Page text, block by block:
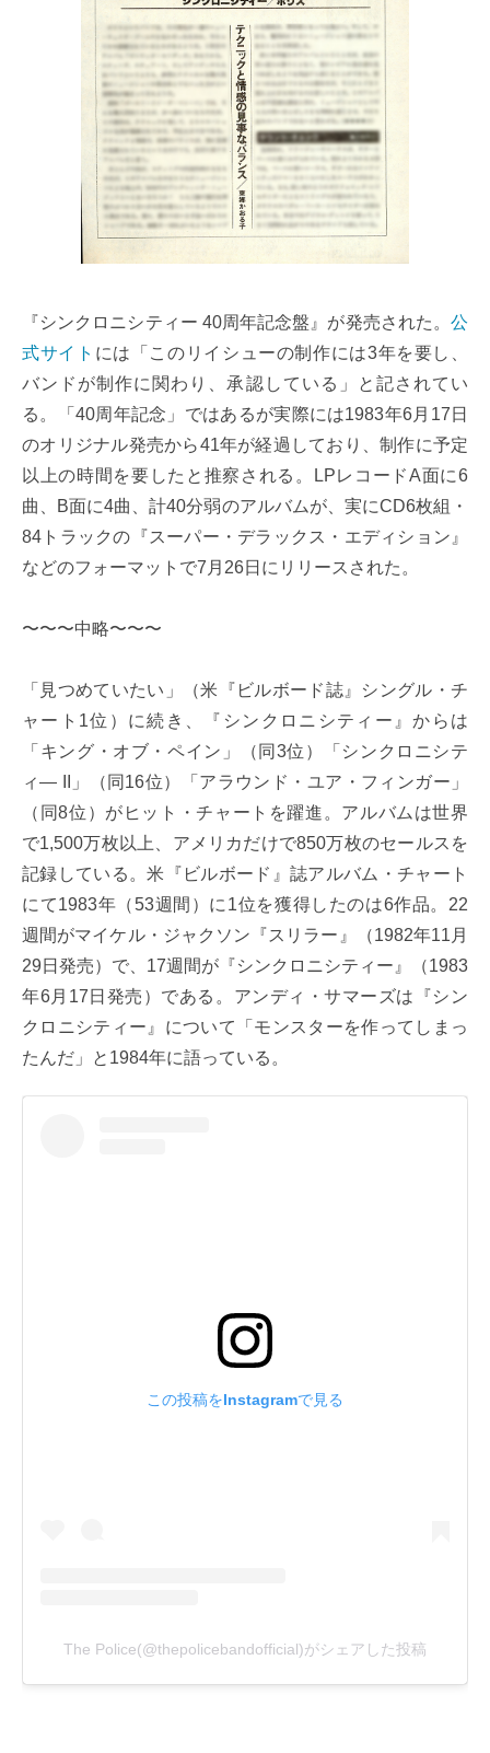
『シンクロニシティー 40周年記念盤』が発売された。 公
式サイト には「このリイシューの制作には3年を要し、
バンドが制作に関わり、承認している」と記されてい
る。「40周年記念」ではあるが実際には1983年6月17日
のオリジナル発売から41年が経過しており、制作に予定
以上の時間を要したと推察される。LPレコードA面に6
曲、B面に4曲、計40分弱のアルバムが、実にCD6枚組・
84トラックの『スーパー・デラックス・エディション』
などのフォーマットで7月26日にリリースされた。
〜〜〜中略〜〜〜
「見つめていたい」（米『ビルボード誌』シングル・チ
ャート1位）に続き、『シンクロニシティー』からは
「キング・オブ・ペイン」（同3位）「シンクロニシテ
ィ― II」（同16位）「アラウンド・ユア・フィンガー」
（同8位）がヒット・チャートを躍進。アルバムは世界
で1,500万枚以上、アメリカだけで850万枚のセールスを
記録している。米『ビルボード』誌アルバム・チャート
にて1983年（53週間）に1位を獲得したのは6作品。22
週間がマイケル・ジャクソン『スリラー』（1982年11月
29日発売）で、17週間が『シンクロニシティー』（1983
年6月17日発売）である。アンディ・サマーズは『シン
クロニシティー』について「モンスターを作ってしまっ
たんだ」と1984年に語っている。